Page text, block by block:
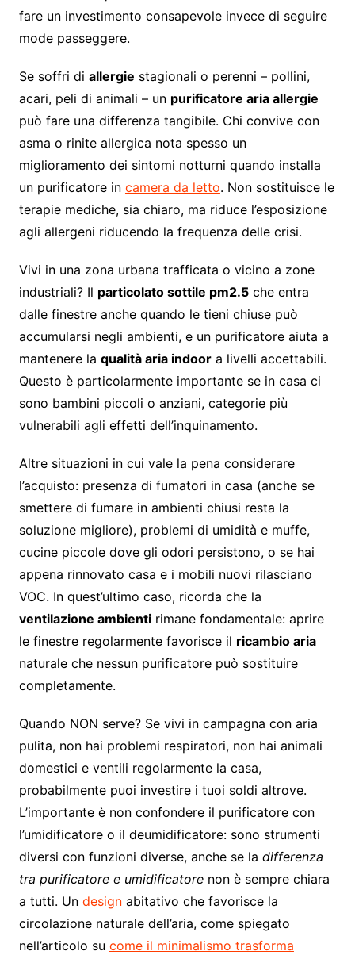
fare un investimento consapevole invece di seguire
mode passeggere.
Se soffri di allergie stagionali o perenni – pollini,
acari, peli di animali – un purificatore aria allergie
può fare una differenza tangibile. Chi convive con
asma o rinite allergica nota spesso un
miglioramento dei sintomi notturni quando installa
un purificatore in camera da letto. Non sostituisce le
terapie mediche, sia chiaro, ma riduce l’esposizione
agli allergeni riducendo la frequenza delle crisi.
Vivi in una zona urbana trafficata o vicino a zone
industriali? Il particolato sottile pm2.5che entra
dalle finestre anche quando le tieni chiuse può
accumularsi negli ambienti, e un purificatore aiuta a
mantenere la qualità aria indoora livelli accettabili.
Questo è particolarmente importante se in casa ci
sono bambini piccoli o anziani, categorie più
vulnerabili agli effetti dell’inquinamento.
Altre situazioni in cui vale la pena considerare
l’acquisto: presenza di fumatori in casa (anche se
smettere di fumare in ambienti chiusi resta la
soluzione migliore), problemi di umidità e muffe,
cucine piccole dove gli odori persistono, o se hai
appena rinnovato casa e i mobili nuovi rilasciano
VOC. In quest’ultimo caso, ricorda che la
ventilazione ambientirimane fondamentale: aprire
le finestre regolarmente favorisce il ricambio aria
naturale che nessun purificatore può sostituire
completamente.
Quando NON serve? Se vivi in campagna con aria
pulita, non hai problemi respiratori, non hai animali
domestici e ventili regolarmente la casa,
probabilmente puoi investire i tuoi soldi altrove.
L’importante è non confondere il purificatore con
l’umidificatore o il deumidificatore: sono strumenti
diversi con funzioni diverse, anche se la differenza
tra purificatore e umidificatorenon è sempre chiara
a tutti. Un designabitativo che favorisce la
circolazione naturale dell’aria, come spiegato
nell’articolo su come il minimalismo trasforma